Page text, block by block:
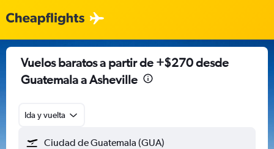
Vuelos baratos a partir de +$270 desde
Guatemala a Asheville
Ida y vuelta
Ciudad de Guatemala (GUA)